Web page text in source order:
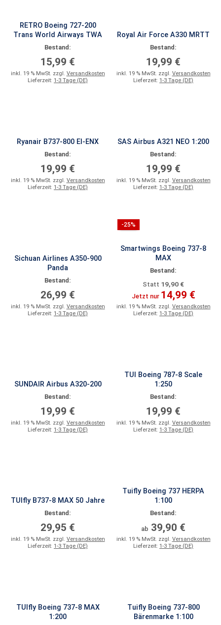
RETRO Boeing 727-200
Trans World Airways TWA
Bestand:
15,99 €
inkl. 19 % MwSt. zzgl. Versandkosten
Lieferzeit: 1-3 Tage (DE)
Royal Air Force A330 MRTT
Bestand:
19,99 €
inkl. 19 % MwSt. zzgl. Versandkosten
Lieferzeit: 1-3 Tage (DE)
Ryanair B737-800 EI-ENX
Bestand:
19,99 €
inkl. 19 % MwSt. zzgl. Versandkosten
Lieferzeit: 1-3 Tage (DE)
SAS Airbus A321 NEO 1:200
Bestand:
19,99 €
inkl. 19 % MwSt. zzgl. Versandkosten
Lieferzeit: 1-3 Tage (DE)
Sichuan Airlines A350-900
Panda
Bestand:
26,99 €
inkl. 19 % MwSt. zzgl. Versandkosten
Lieferzeit: 1-3 Tage (DE)
-25%
Smartwings Boeing 737-8
MAX
Bestand:
Statt 19,90 €
Jetzt nur 14,99 €
inkl. 19 % MwSt. zzgl. Versandkosten
Lieferzeit: 1-3 Tage (DE)
SUNDAIR Airbus A320-200
Bestand:
19,99 €
inkl. 19 % MwSt. zzgl. Versandkosten
Lieferzeit: 1-3 Tage (DE)
TUI Boeing 787-8 Scale
1:250
Bestand:
19,99 €
inkl. 19 % MwSt. zzgl. Versandkosten
Lieferzeit: 1-3 Tage (DE)
TUIfly B737-8 MAX 50 Jahre
Bestand:
29,95 €
inkl. 19 % MwSt. zzgl. Versandkosten
Lieferzeit: 1-3 Tage (DE)
Tuifly Boeing 737 HERPA
1:100
Bestand:
ab 39,90 €
inkl. 19 % MwSt. zzgl. Versandkosten
Lieferzeit: 1-3 Tage (DE)
TUIfly Boeing 737-8 MAX
1:200
Tuifly Boeing 737-800
Bärenmarke 1:100